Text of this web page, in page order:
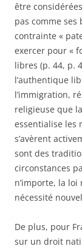
être
pas comme ses
contrainte «
exercer pour «
libres (p. 44, p.
l’authentique
l’immigration,
religieuse que
essentialise les
s’avèrent
sont des
circonstances
n’importe, la loi
nécessité
De plus, pour
sur un droit